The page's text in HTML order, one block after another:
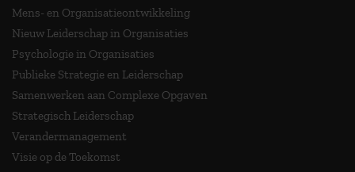
Mens- en Organisatieontwikkeling
Nieuw Leiderschap in Organisaties
Psychologie in Organisaties
Publieke Strategie en Leiderschap
Samenwerken aan Complexe Opgaven
Strategisch Leiderschap
Verandermanagement
Visie op de Toekomst